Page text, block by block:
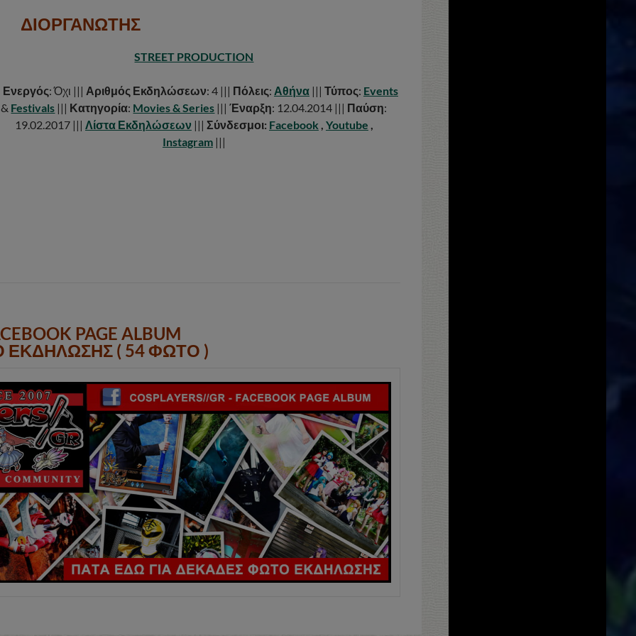
ΔΙΟΡΓΑΝΩΤΗΣ
STREET PRODUCTION
Ενεργός: Όχι ||| Αριθμός Εκδηλώσεων: 4 ||| Πόλεις: Αθήνα||| Τύπος: Events
& Festivals ||| Κατηγορία: Movies & Series |||Έναρξη: 12.04.2014 ||| Παύση:
19.02.2017 ||| Λίστα Εκδηλώσεων ||| Σύνδεσμοι: Facebook , Youtube ,
Instagram|||
PAGE ALBUM
( 54 ΦΩΤΟ )